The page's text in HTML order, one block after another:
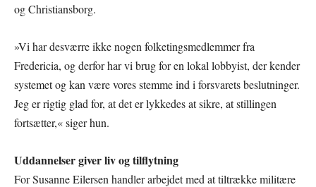
og Christiansborg.
»Vi har desværre ikke nogen folketingsmedlemmer fra
Fredericia, og derfor har vi brug for en lokal lobbyist, der kender
systemet og kan være vores stemme ind i forsvarets beslutninger.
Jeg er rigtig glad for, at det er lykkedes at sikre, at stillingen
fortsætter,« siger hun.
Uddannelser giver liv og tilflytning
For Susanne Eilersen handler arbejdet med at tiltrække militære